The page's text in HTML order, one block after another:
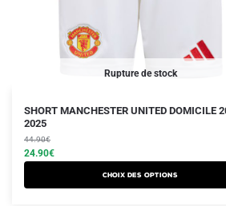
Rupture de stock
SHORT MANCHESTER UNITED DOMICILE
2025
44.90€
Le
prix
initial
était :
24.90€
Le
prix
actuel
est :
Choix des options
Ce
produit
a
plusieurs
variations.